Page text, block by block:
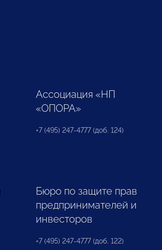
Ассоциация «НП
«ОПОРА»
+7 (495) 247-4777 (доб. 124)
Бюро по защите прав
предпринимателей и
инвесторов
+7 (495) 247-4777 (доб. 122)